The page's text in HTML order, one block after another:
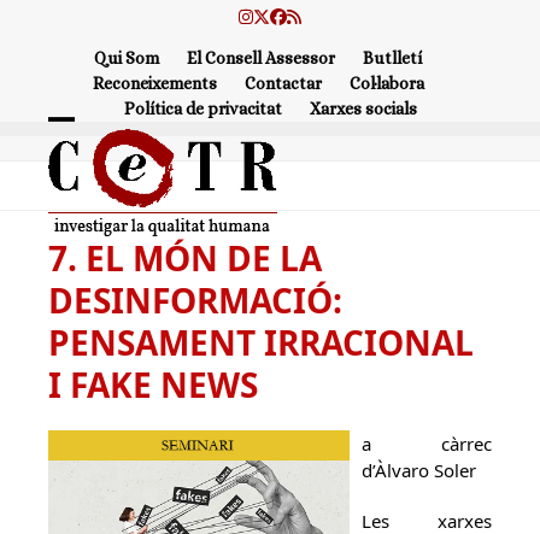
Instagram
Twitter
Facebook
RSS
Qui Som El Consell Assessor
Butlletí
Reconeixements
Contactar
Col·labora
Política de privacitat
Xarxes socials
Open
mobile
menu
Close
mobile
menu
7. EL MÓN DE LA
DESINFORMACIÓ:
PENSAMENT IRRACIONAL
I FAKE NEWS
a càrrec
d’Àlvaro Soler
Les xarxes